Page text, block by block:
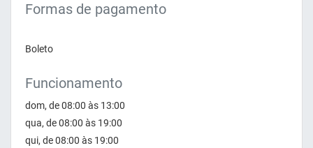
Formas de pagamento
Boleto
Funcionamento
dom, de 08:00 às 13:00
qua, de 08:00 às 19:00
qui, de 08:00 às 19:00